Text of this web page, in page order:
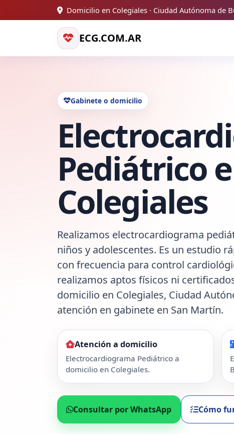
Domicilio en Colegiales · Ciudad Autónoma de
ECG.COM.AR
Gabinete o domicilio
Pediátrico
Colegiales
Realizamos electrocardiograma
niños y adolescentes. Es un estudio
con frecuencia para control
realizamos aptos físicos ni
domicilio en Colegiales, Ciudad
atención en gabinete en San Martín.
Atención a domicilio
Electrocardiograma Pediátrico a
domicilio en Colegiales.
Consultar por WhatsApp Cómo